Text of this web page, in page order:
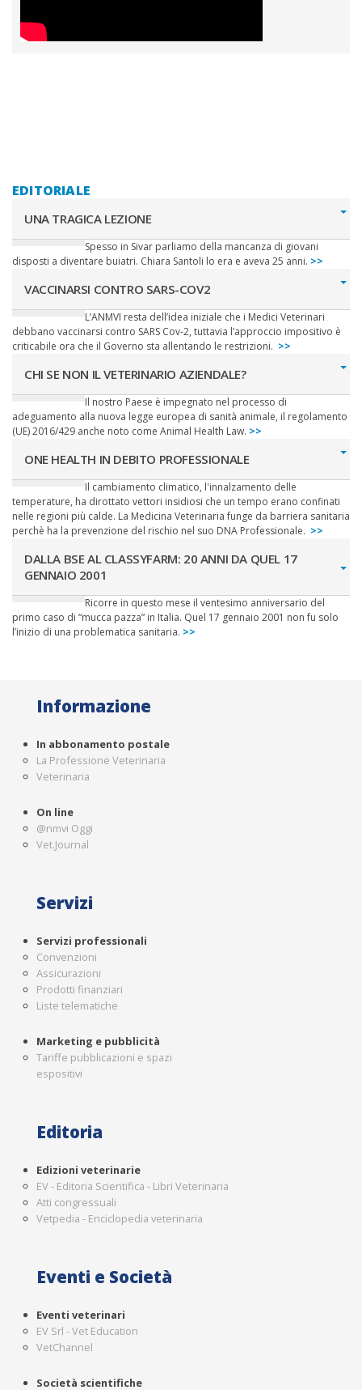
EDITORIALE
UNA TRAGICA LEZIONE
Spesso in Sivar parliamo della mancanza di giovani
disposti a diventare buiatri. Chiara Santoli lo era e aveva 25 anni. >>
VACCINARSI CONTRO SARS-COV2
L’ANMVI resta dell’idea iniziale che i Medici Veterinari
debbano vaccinarsi contro SARS Cov-2, tuttavia l’approccio impositivo è
criticabile ora che il Governo sta allentando le restrizioni. >>
CHI SE NON IL VETERINARIO AZIENDALE?
Il nostro Paese è impegnato nel processo di
adeguamento alla nuova legge europea di sanità animale, il regolamento
(UE) 2016/429 anche noto come Animal Health Law. >>
ONE HEALTH IN DEBITO PROFESSIONALE
Il cambiamento climatico, l'innalzamento delle
temperature, ha dirottato vettori insidiosi che un tempo erano confinati
nelle regioni più calde. La Medicina Veterinaria funge da barriera sanitaria
perchè ha la prevenzione del rischio nel suo DNA Professionale. >>
DALLA BSE AL CLASSYFARM: 20 ANNI DA QUEL 17
GENNAIO 2001
Ricorre in questo mese il ventesimo anniversario del
primo caso di “mucca pazza” in Italia. Quel 17 gennaio 2001 non fu solo
l’inizio di una problematica sanitaria. >>
Informazione
In abbonamento postale
La Professione Veterinaria
Veterinaria
On line
@nmvi Oggi
Vet.Journal
Servizi
Servizi professionali
Convenzioni
Assicurazioni
Prodotti finanziari
Liste telematiche
Marketing e pubblicità
Tariffe pubblicazioni e spazi
espositivi
Editoria
Edizioni veterinarie
EV - Editoria Scientifica - Libri Veterinaria
Atti congressuali
Vetpedia - Enciclopedia veterinaria
Eventi e Società
Eventi veterinari
EV Srl - Vet Education
VetChannel
Società scientifiche